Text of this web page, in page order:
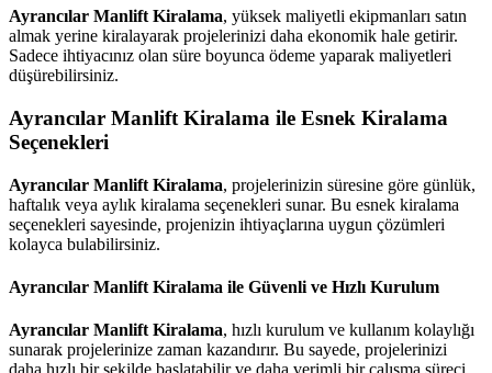
Ayrancılar Manlift Kiralama, yüksek maliyetli ekipmanları satın
almak yerine kiralayarak projelerinizi daha ekonomik hale getirir.
Sadece ihtiyacınız olan süre boyunca ödeme yaparak maliyetleri
düşürebilirsiniz.
Ayrancılar Manlift Kiralama ile Esnek Kiralama
Seçenekleri
Ayrancılar Manlift Kiralama, projelerinizin süresine göre günlük,
haftalık veya aylık kiralama seçenekleri sunar. Bu esnek kiralama
seçenekleri sayesinde, projenizin ihtiyaçlarına uygun çözümleri
kolayca bulabilirsiniz.
Ayrancılar Manlift Kiralama ile Güvenli ve Hızlı Kurulum
Ayrancılar Manlift Kiralama, hızlı kurulum ve kullanım kolaylığı
sunarak projelerinize zaman kazandırır. Bu sayede, projelerinizi